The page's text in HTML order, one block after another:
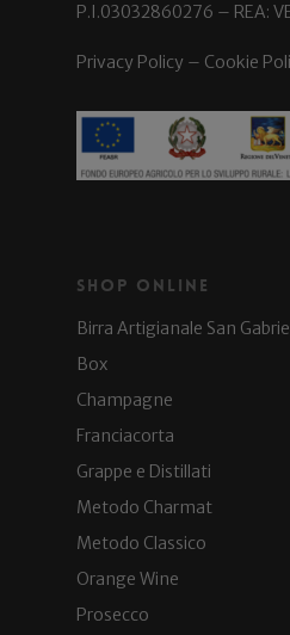
P.I.03032860276 – REA:
Privacy Policy – Cookie
Shop Online
Birra Artigianale San
Box
Champagne
Franciacorta
Grappe e Distillati
Metodo Charmat
Metodo Classico
Orange Wine
Prosecco